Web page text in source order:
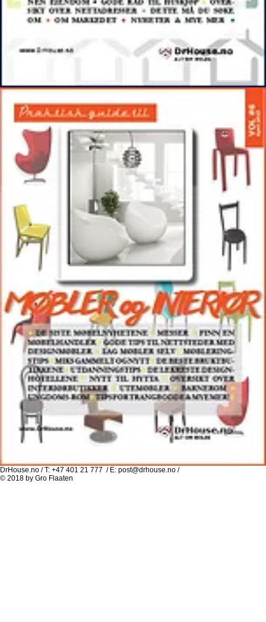
DrHouse.no / T: +47 401 21 777 / E: post@drhouse.no /
© 2018 by Gro Flaaten